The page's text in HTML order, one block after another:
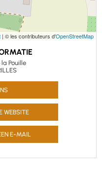
| © les contributeurs d'OpenStreetMap
Pouille
WEBSITE
E-MAIL